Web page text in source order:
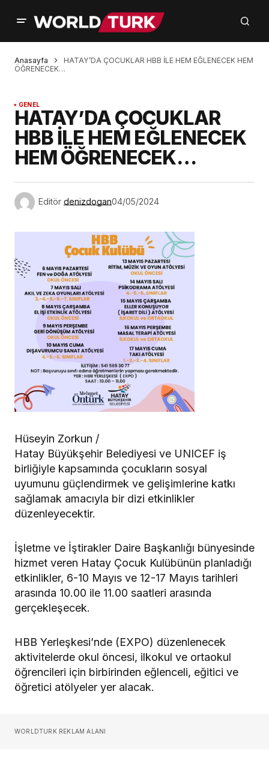
Anasayfa
HATAY’DA ÇOCUKLAR HBB İLE HEM EĞLENECEK HEM
ÖĞRENECEK…
GENEL
HATAY’DA ÇOCUKLAR
HBB İLE HEM EĞLENECEK
HEM ÖĞRENECEK…
Editör denizdogan04/05/2024
Hüseyin Zorkun /
Hatay Büyükşehir Belediyesi ve UNICEF iş
birliğiyle kapsamında çocukların sosyal
uyumunu güçlendirmek ve gelişimlerine katkı
sağlamak amacıyla bir dizi etkinlikler
düzenleyecektir.
İşletme ve İştirakler Daire Başkanlığı bünyesinde
hizmet veren Hatay Çocuk Kulübünün planladığı
etkinlikler, 6-10 Mayıs ve 12-17 Mayıs tarihleri
arasında 10.00 ile 11.00 saatleri arasında
gerçekleşecek.
HBB Yerleşkesi’nde (EXPO) düzenlenecek
aktivitelerde okul öncesi, ilkokul ve ortaokul
öğrencileri için birbirinden eğlenceli, eğitici ve
öğretici atölyeler yer alacak.
WORLDTURK REKLAM ALANI